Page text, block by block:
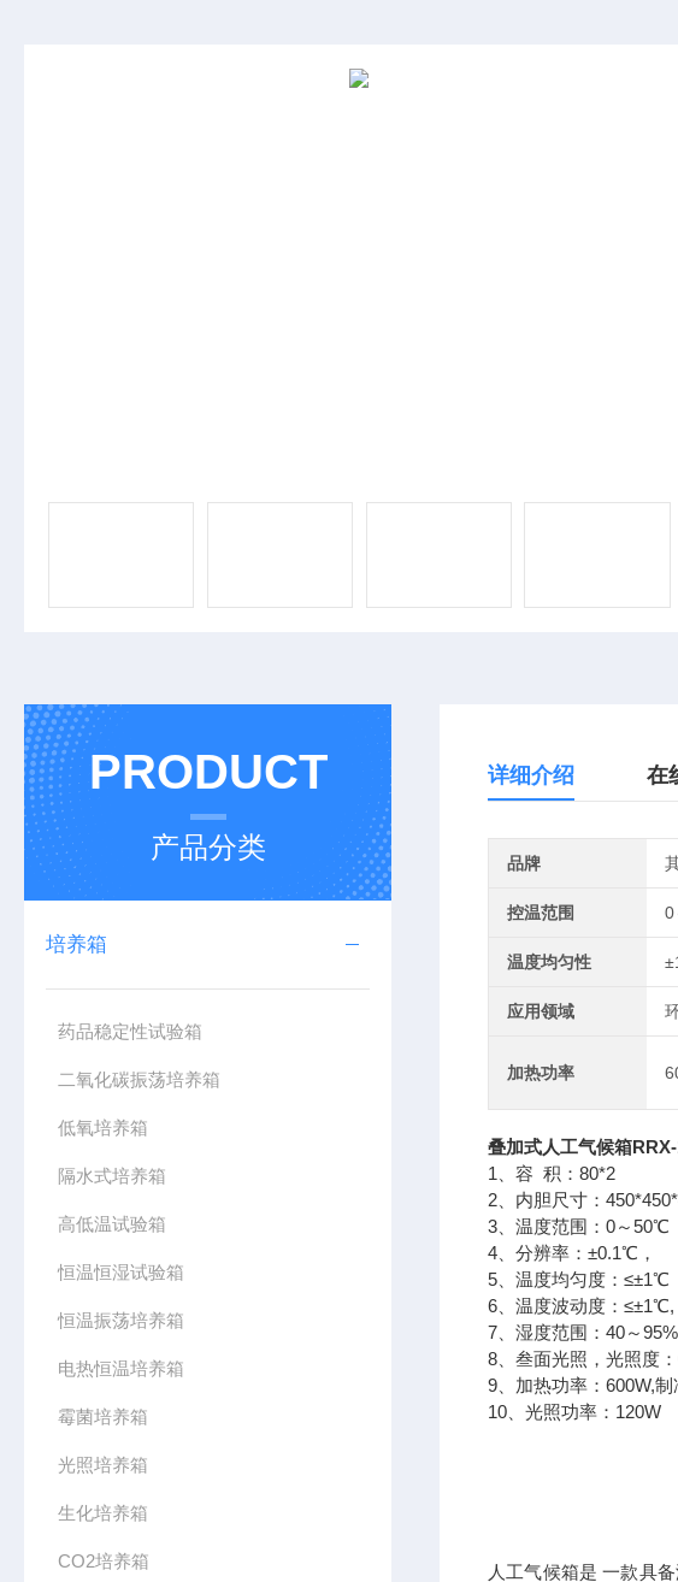
PRODUCT
产品分类
培养箱
药品稳定性试验箱
二氧化碳振荡培养箱
低氧培养箱
隔水式培养箱
高低温试验箱
恒温恒湿试验箱
恒温振荡培养箱
电热恒温培养箱
霉菌培养箱
光照培养箱
生化培养箱
CO2培养箱
详细介绍 在
品牌
控温范围
温度均匀性
应用领域
加热功率
叠加式人工气候箱
1、容 积：80*2
2、内胆尺寸：
3、温度范围：0～50℃
4、分辨率：±0.1℃，
5、温度均匀度：≤±1℃
6、温度波动度：≤±1℃,
7、湿度范围：40～
8、叁面光照，光照度
9、加热功率：600W,
10、光照功率：120W
人工气候箱是 一款具